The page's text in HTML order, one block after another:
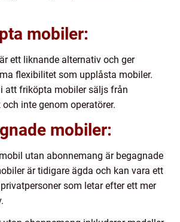
mobiler:
ett liknande alternativ och ger
flexibilitet som upplåsta mobiler.
att friköpta mobiler säljs från
inte genom operatörer.
mobiler:
utan abonnemang är begagnade
är tidigare ägda och kan vara ett
som letar efter ett mer